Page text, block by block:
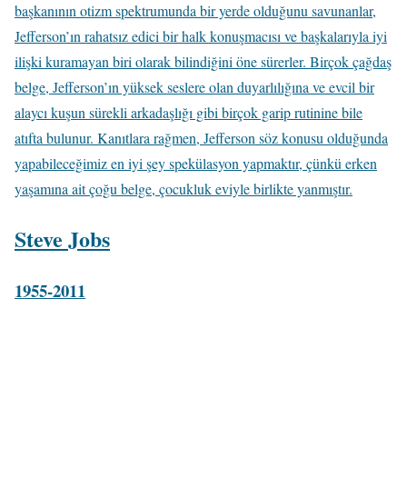
başkanının otizm spektrumunda bir yerde olduğunu savunanlar,
Jefferson’ın rahatsız edici bir halk konuşmacısı ve başkalarıyla iyi
ilişki kuramayan biri olarak bilindiğini öne sürerler. Birçok çağdaş
belge, Jefferson’ın yüksek seslere olan duyarlılığına ve evcil bir
alaycı kuşun sürekli arkadaşlığı gibi birçok garip rutinine bile
atıfta bulunur. Kanıtlara rağmen, Jefferson söz konusu olduğunda
yapabileceğimiz en iyi şey spekülasyon yapmaktır, çünkü erken
yaşamına ait çoğu belge, çocukluk eviyle birlikte yanmıştır.
Steve Jobs
1955-2011